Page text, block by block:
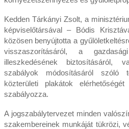
Kedden Tárkányi Zsolt, a
képviselőtársával – Bódis
közösen benyújtotta a
visszaszorításáról, a
illeszkedésének biztosításáról,
szabályok módosításáról szóló
közterületi plakátok
szabályozza.
A jogszabálytervezet minden
szakembereinek munkáját tükrözi,